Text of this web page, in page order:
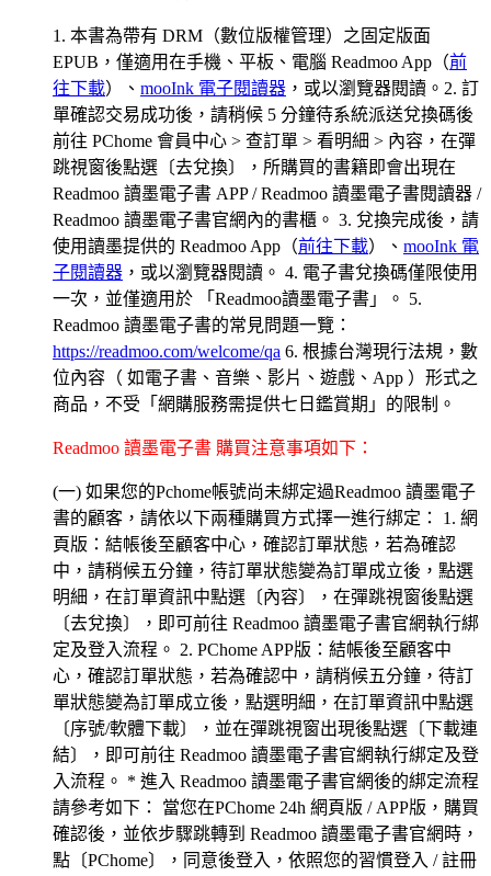
1. 本書為帶有 DRM（數位版權管理）之固定版面
EPUB，僅適用在手機、平板、電腦 Readmoo App（前
往下載）、 mooInk 電子閱讀器 ，或以瀏覽器閱讀。2. 訂
單確認交易成功後，請稍候 5 分鐘待系統派送兌換碼後
前往 PChome 會員中心 > 查訂單 > 看明細 > 內容，在彈
跳視窗後點選〔去兌換〕，所購買的書籍即會出現在
Readmoo 讀墨電子書 APP / Readmoo 讀墨電子書閱讀器 /
Readmoo 讀墨電子書官網內的書櫃。 3. 兌換完成後，請
使用讀墨提供的 Readmoo App（前往下載）、 mooInk 電
子閱讀器 ，或以瀏覽器閱讀。 4. 電子書兌換碼僅限使用
一次，並僅適用於 「Readmoo讀墨電子書」。 5.
Readmoo 讀墨電子書的常見問題一覽：
https://readmoo.com/welcome/qa 6. 根據台灣現行法規，數
位內容（ 如電子書、音樂、影片、遊戲、App ）形式之
商品，不受「網購服務需提供七日鑑賞期」的限制。
Readmoo 讀墨電子書 購買注意事項如下：
(一) 如果您的Pchome帳號尚未綁定過Readmoo 讀墨電子
書的顧客，請依以下兩種購買方式擇一進行綁定： 1. 網
頁版：結帳後至顧客中心，確認訂單狀態，若為確認
中，請稍候五分鐘，待訂單狀態變為訂單成立後，點選
明細，在訂單資訊中點選〔內容〕，在彈跳視窗後點選
〔去兌換〕，即可前往 Readmoo 讀墨電子書官網執行綁
定及登入流程。 2. PChome APP版：結帳後至顧客中
心，確認訂單狀態，若為確認中，請稍候五分鐘，待訂
單狀態變為訂單成立後，點選明細，在訂單資訊中點選
〔序號/軟體下載〕，並在彈跳視窗出現後點選〔下載連
結〕，即可前往 Readmoo 讀墨電子書官網執行綁定及登
入流程。 * 進入 Readmoo 讀墨電子書官網後的綁定流程
請參考如下： 當您在PChome 24h 網頁版 / APP版，購買
確認後，並依步驟跳轉到 Readmoo 讀墨電子書官網時，
點〔PChome〕，同意後登入，依照您的習慣登入 / 註冊